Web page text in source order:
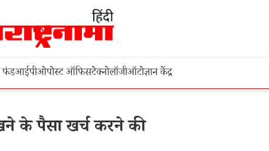
फंडआईपीओपोस्ट ऑफिसटेक्नोलॉजीऑटोज्ञान केंद्र
के पैसा खर्च करने की